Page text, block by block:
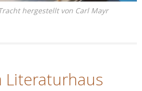
hergestellt von Carl Mayr
Literaturhaus